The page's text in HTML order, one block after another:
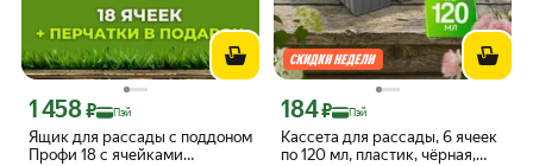
Ящик для рассады с поддоном
Профи 18 с ячейками
Цена с картой Яндекс Пэй 1458 ₽ вместо
1 458₽ Пэй
Кассета для рассады, 6 ячеек
по 120 мл, пластик, чёрная,
Цена с картой Яндекс Пэй 184 ₽
184₽ Пэй